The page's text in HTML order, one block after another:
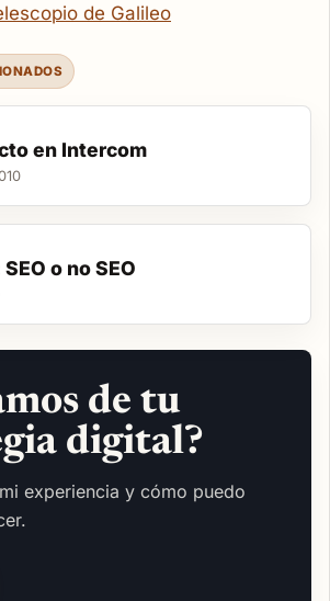
de Galileo
en Intercom
o no SEO
de tu
digital?
experiencia y cómo puedo